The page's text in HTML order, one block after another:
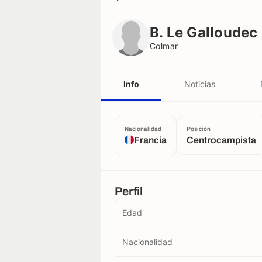
B. Le Galloudec
Colmar
Info Noticias
Nacionalidad
Francia
Posición
Centrocampista
Perfil
Edad
Nacionalidad